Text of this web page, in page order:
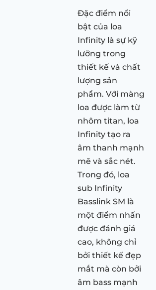
Đặc điểm nổi
bật của loa
Infinity là sự kỹ
lưỡng trong
thiết kế và chất
lượng sản
phẩm. Với màng
loa được làm từ
nhôm titan, loa
Infinity tạo ra
âm thanh mạnh
mẽ và sắc nét.
Trong đó, loa
sub Infinity
Basslink SM là
một điểm nhấn
được đánh giá
cao, không chỉ
bởi thiết kế đẹp
mắt mà còn bởi
âm bass mạnh